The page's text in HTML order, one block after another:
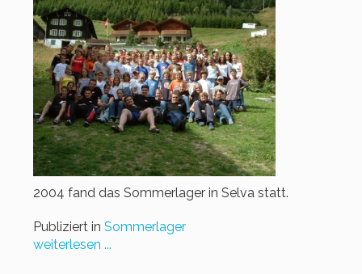
2004 fand das Sommerlager in Selva statt.
Publiziert in Sommerlager
weiterlesen ...